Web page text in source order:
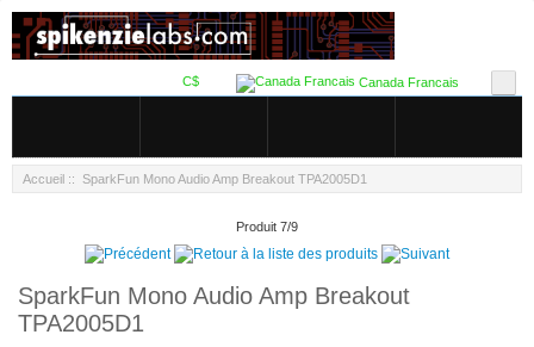
Canada Francais
C$
Accueil :: SparkFun Mono Audio Amp Breakout TPA2005D1
Produit 7/9
SparkFun Mono Audio Amp Breakout
TPA2005D1